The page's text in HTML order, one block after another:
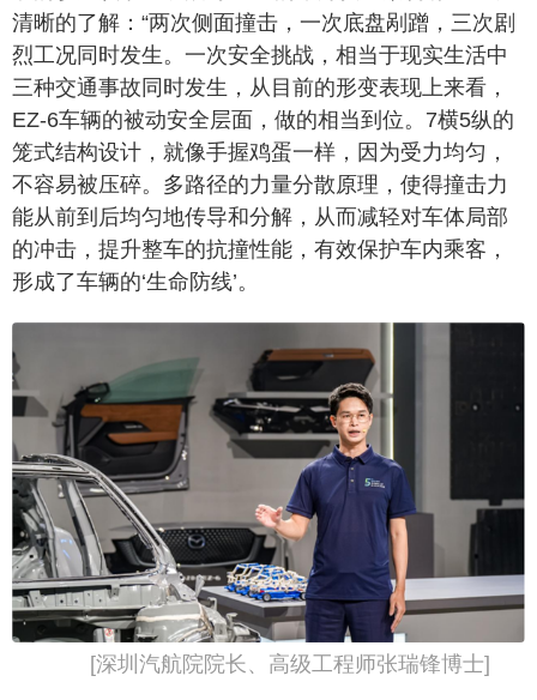
清晰的了解：“两次侧面撞击，一次底盘剐蹭，三次剧
烈工况同时发生。一次安全挑战，相当于现实生活中
三种交通事故同时发生，从目前的形变表现上来看，
EZ-6车辆的被动安全层面，做的相当到位。7横5纵的
笼式结构设计，就像手握鸡蛋一样，因为受力均匀，
不容易被压碎。多路径的力量分散原理，使得撞击力
能从前到后均匀地传导和分解，从而减轻对车体局部
的冲击，提升整车的抗撞性能，有效保护车内乘客，
形成了车辆的‘生命防线’。
[深圳汽航院院长、高级工程师张瑞锋博士]